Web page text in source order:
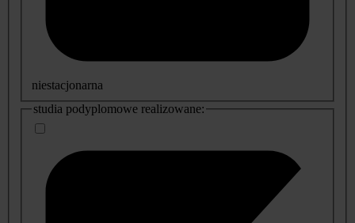
niestacjonarna
studia podyplomowe realizowane: